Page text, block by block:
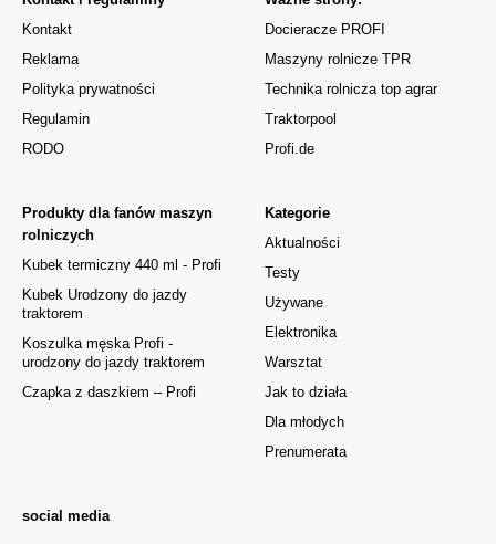
Kontakt
Reklama
Polityka prywatności
Regulamin
RODO
Kategorie
Aktualności
Testy
Używane
Elektronika
Warsztat
Jak to działa
Dla młodych
Prenumerata
Produkty dla fanów maszyn
rolniczych
Kubek termiczny 440 ml - Profi
Kubek Urodzony do jazdy
traktorem
Koszulka męska Profi -
urodzony do jazdy traktorem
Czapka z daszkiem – Profi
Docieracze PROFI
Maszyny rolnicze TPR
Technika rolnicza top agrar
Traktorpool
Profi.de
social media